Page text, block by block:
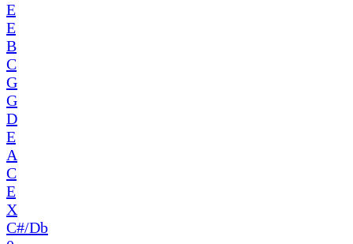
E
E
B
C
G
G
D
E
A
C
E
X
C#/Db